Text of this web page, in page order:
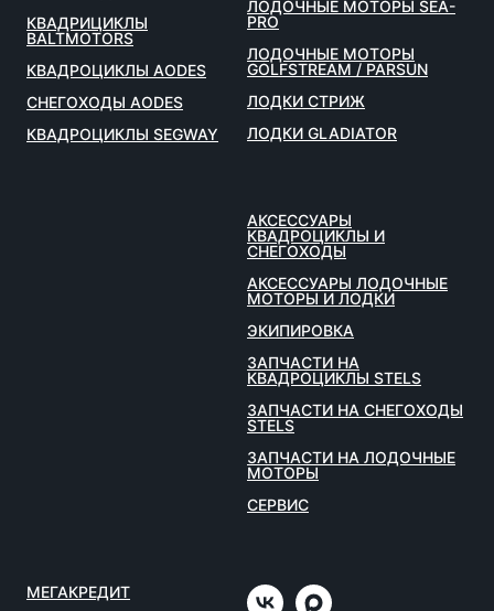
КВАДРИЦИКЛЫ
BALTMOTORS
КВАДРОЦИКЛЫ AODES
СНЕГОХОДЫ AODES
КВАДРОЦИКЛЫ SEGWAY
ЛОДОЧНЫЕ МОТОРЫ SEA-
PRO
ЛОДОЧНЫЕ МОТОРЫ
GOLFSTREAM / PARSUN
ЛОДКИ СТРИЖ
ЛОДКИ GLADIATOR
АКСЕССУАРЫ
КВАДРОЦИКЛЫ И
СНЕГОХОДЫ
АКСЕССУАРЫ ЛОДОЧНЫЕ
МОТОРЫ И ЛОДКИ
ЭКИПИРОВКА
ЗАПЧАСТИ НА
КВАДРОЦИКЛЫ STELS
ЗАПЧАСТИ НА СНЕГОХОДЫ
STELS
ЗАПЧАСТИ НА ЛОДОЧНЫЕ
МОТОРЫ
СЕРВИС
МЕГАКРЕДИТ